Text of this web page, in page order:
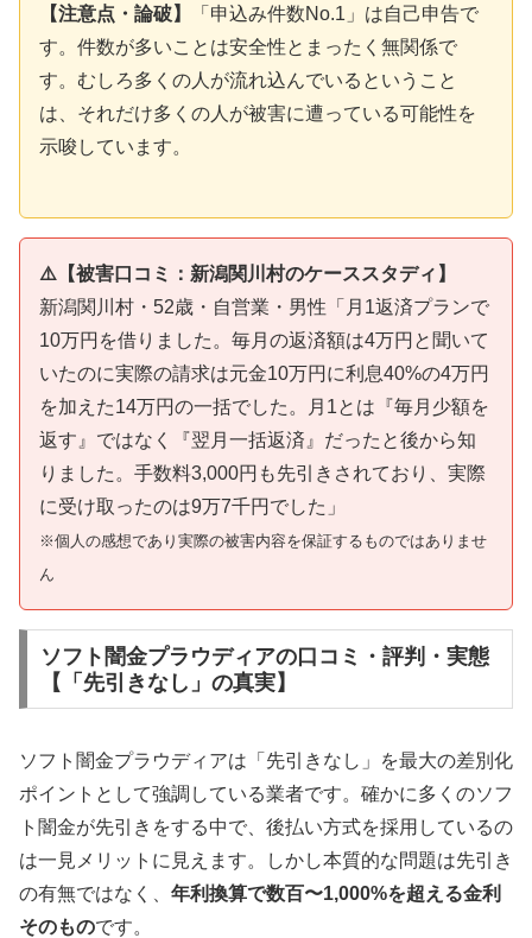
【注意点・論破】
「申込み件数No.1」は自己申告で
す。件数が多いことは安全性とまったく無関係で
す。むしろ多くの人が流れ込んでいるということ
は、それだけ多くの人が被害に遭っている可能性を
示唆しています。
⚠️【被害口コミ：新潟関川村のケーススタディ】
新潟関川村・52歳・自営業・男性「月1返済プランで
10万円を借りました。毎月の返済額は4万円と聞いて
いたのに実際の請求は元金10万円に利息40%の4万円
を加えた14万円の一括でした。月1とは『毎月少額を
返す』ではなく『翌月一括返済』だったと後から知
りました。手数料3,000円も先引きされており、実際
に受け取ったのは9万7千円でした」
※個人の感想であり実際の被害内容を保証するものではありませ
ん
ソフト闇金プラウディアの口コミ・評判・実態
【「先引きなし」の真実】
ソフト闇金プラウディアは「先引きなし」を最大の差別化
ポイントとして強調している業者です。確かに多くのソフ
ト闇金が先引きをする中で、後払い方式を採用しているの
は一見メリットに見えます。しかし本質的な問題は先引き
の有無ではなく、 年利換算で数百〜1,000%を超える金利
そのものです。